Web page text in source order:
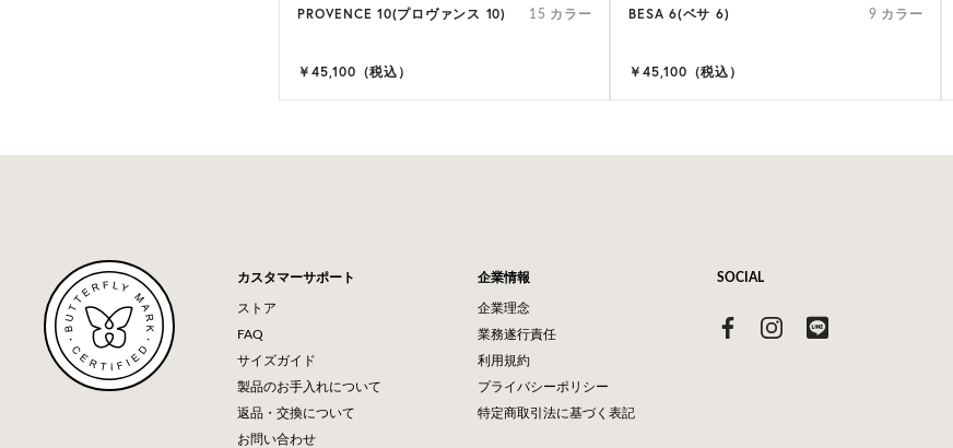
PROVENCE 10(プロヴァンス 10) 15 カラー
￥45,100（税込）
BESA 6(ベサ 6) 9 カラー
￥45,100（税込）
カスタマーサポート
ストア
FAQ
サイズガイド
製品のお手入れについて
返品・交換について
お問い合わせ
企業情報
企業理念
業務遂行責任
利用規約
プライバシーポリシー
特定商取引法に基づく表記
SOCIAL